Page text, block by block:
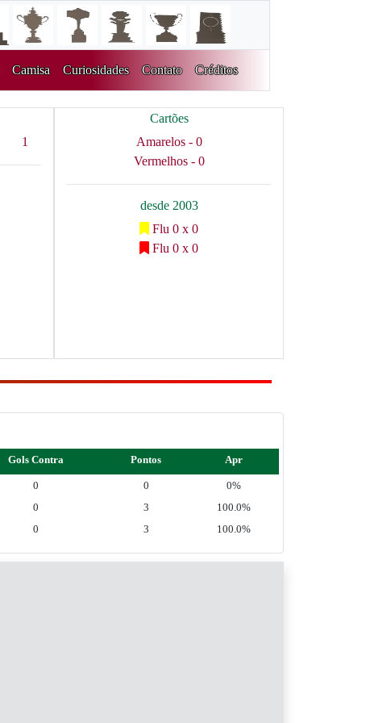
Camisa Curiosidades Contato Créditos
1
Cartões
Amarelos - 0
Vermelhos - 0
desde 2003
Flu 0 x 0
Flu 0 x 0
Gols Contra Pontos Apr
0 0
0%
0 3
100.0%
0 3 100.0%